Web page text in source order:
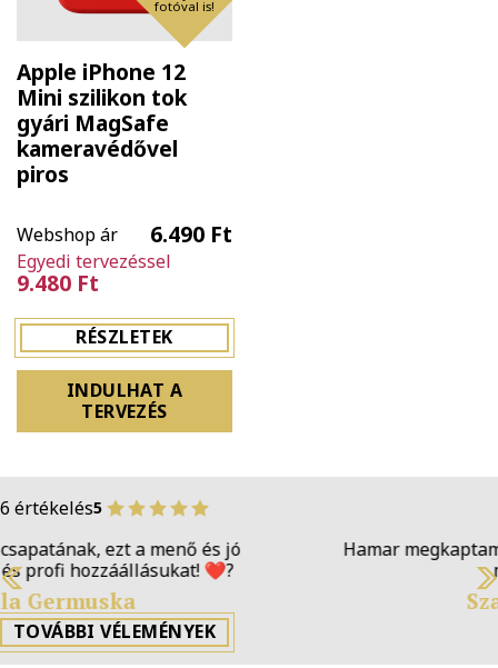
fotóval is!
Apple iPhone 12
Mini szilikon tok
gyári MagSafe
kameravédővel
piros
Webshop ár 6.490 Ft
Egyedi tervezéssel
9.480 Ft
RÉSZLETEK
INDULHAT A
TERVEZÉS
6 értékelés5
Hamar megkaptam a KING tokomat, köszönöm a
munkátokat!
Previous
TOVÁBBI VÉLEMÉNYEK